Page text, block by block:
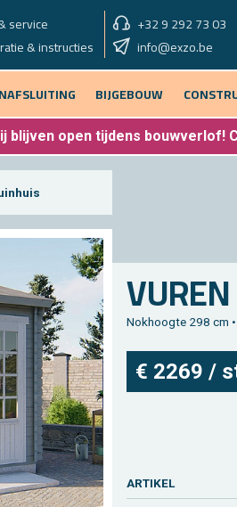
service +32 9 292 73 03
& instructies
info@exzo.be
BIJGEBOUW
blijven open tijdens bouwverlof!
Nok­hoog­te 298 cm
€ 2269 /
AR­TI­KEL